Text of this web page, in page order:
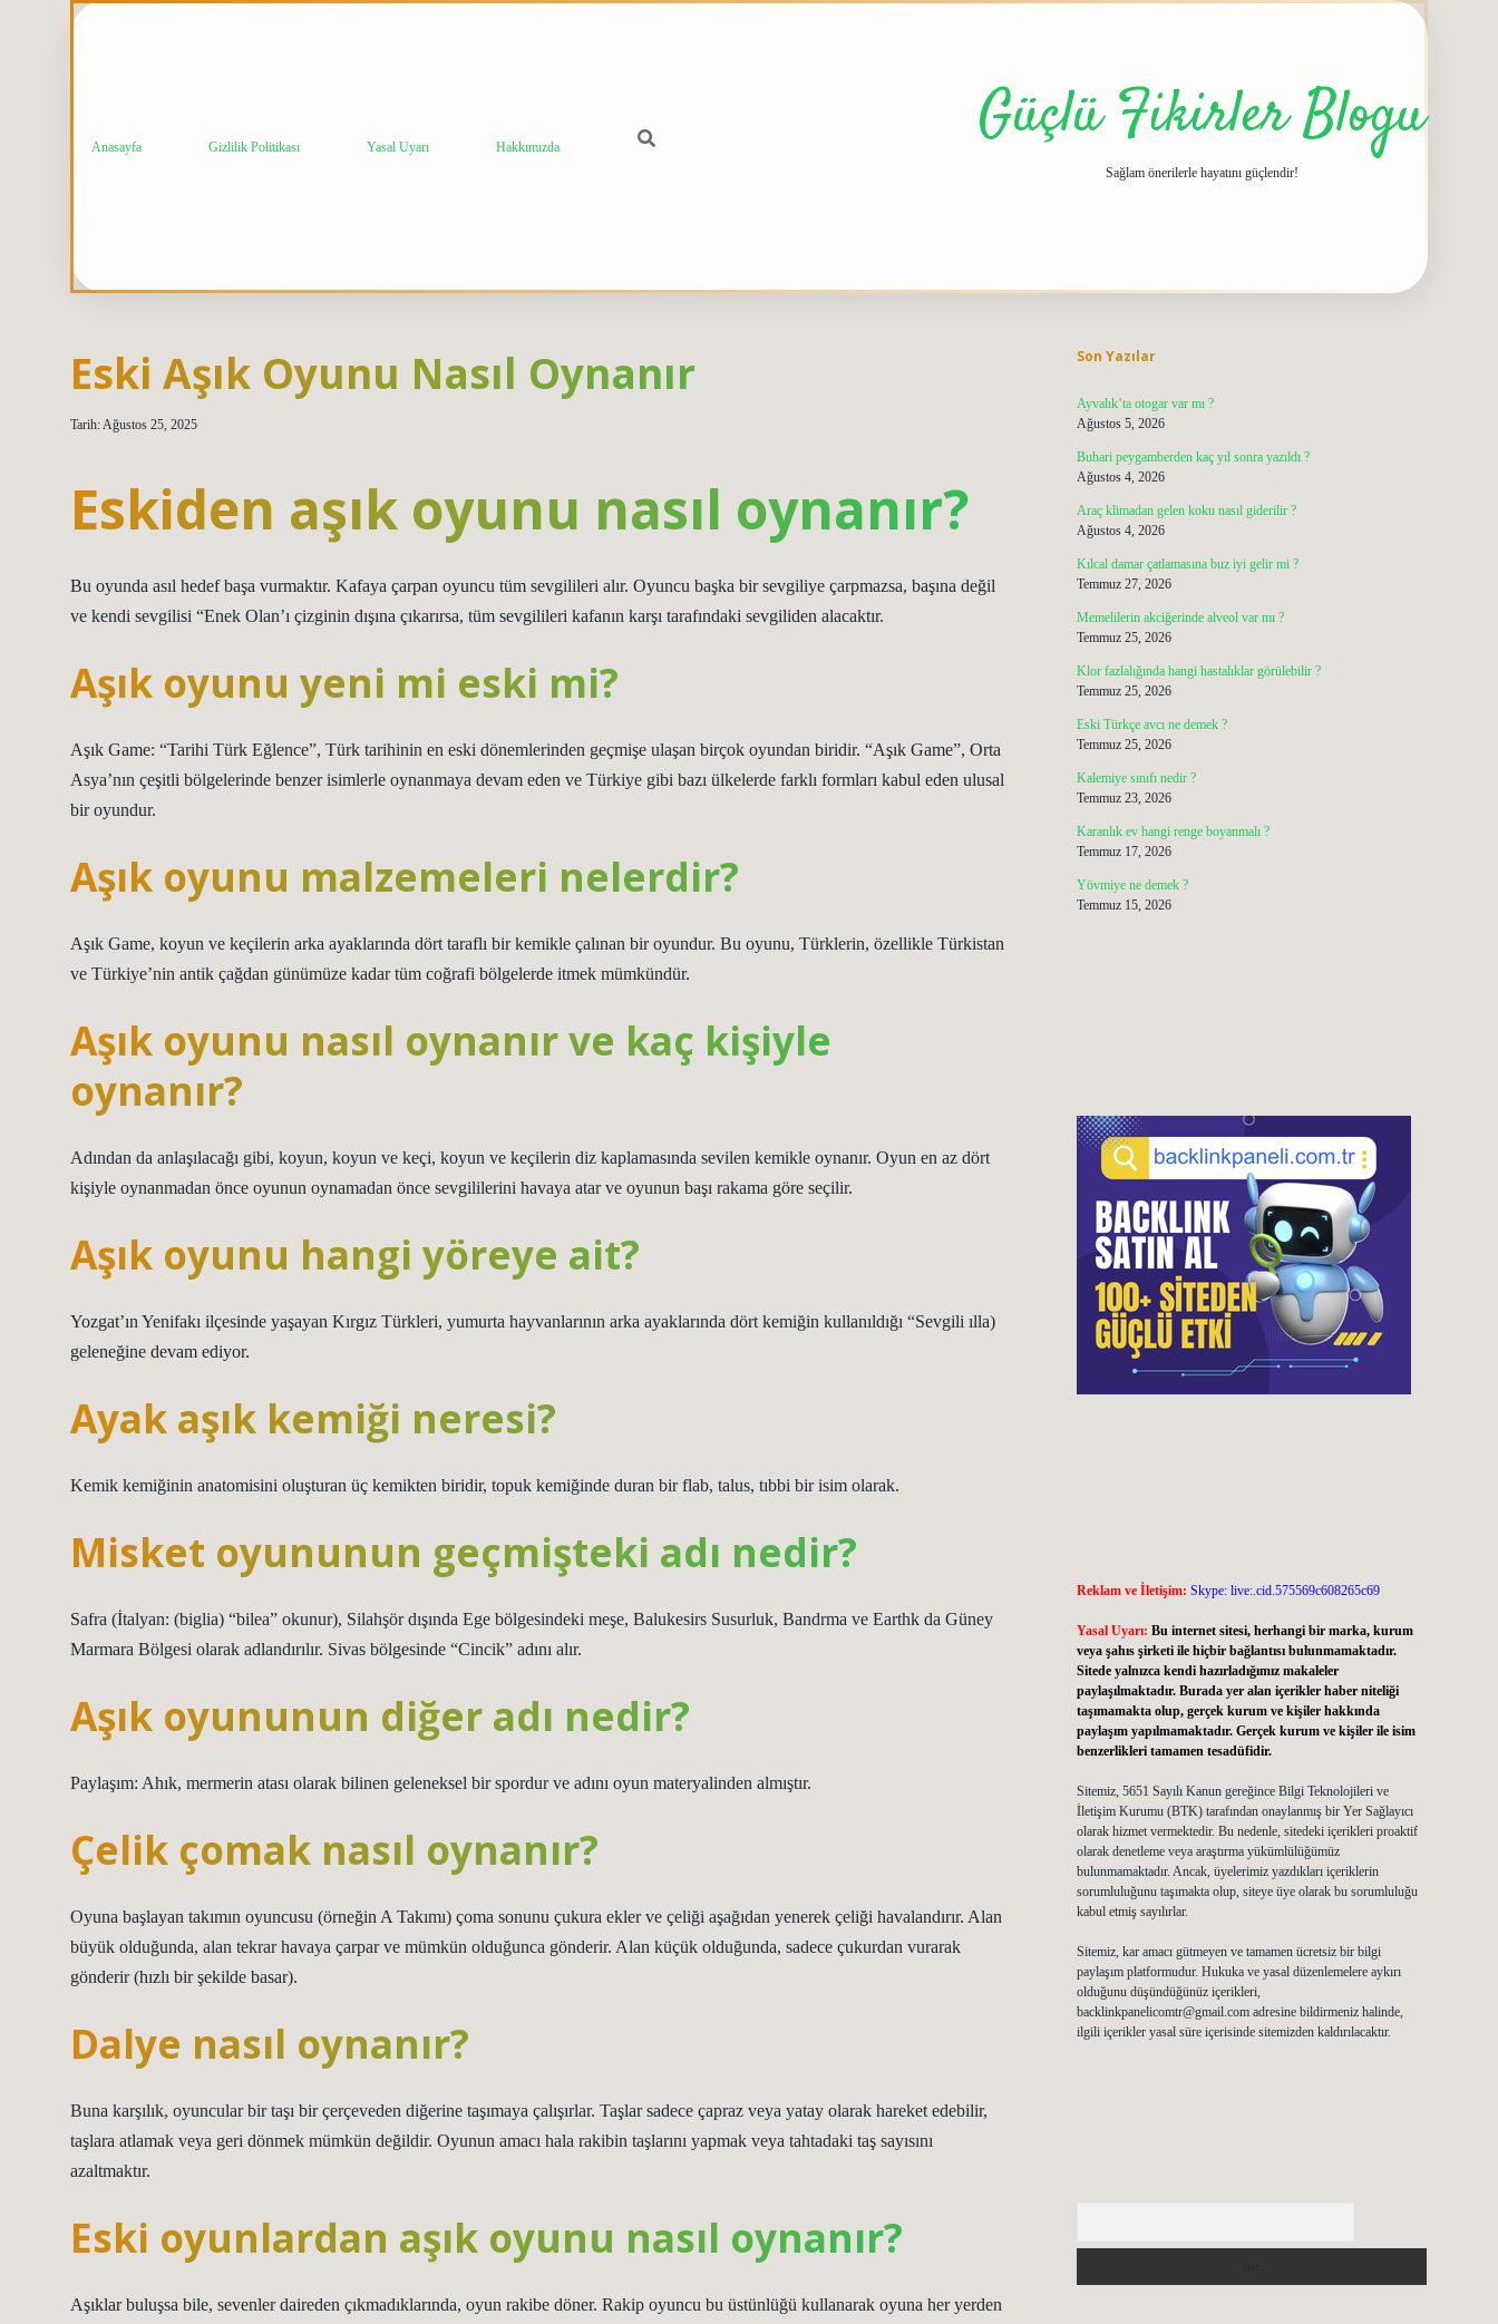
Anasayfa Gizlilik Politikası Yasal Uyarı Hakkımızda Güçlü Fikirler Blogu
Sağlam önerilerle hayatını güçlendir!
Eski Aşık Oyunu Nasıl Oynanır
Tarih: Ağustos 25, 2025
Eskiden aşık oyunu nasıl oynanır?
Bu oyunda asıl hedef başa vurmaktır. Kafaya çarpan oyuncu tüm sevgilileri alır. Oyuncu başka bir sevgiliye çarpmazsa, başına değil
ve kendi sevgilisi “Enek Olan’ı çizginin dışına çıkarırsa, tüm sevgilileri kafanın karşı tarafındaki sevgiliden alacaktır.
Aşık oyunu yeni mi eski mi?
Aşık Game: “Tarihi Türk Eğlence”, Türk tarihinin en eski dönemlerinden geçmişe ulaşan birçok oyundan biridir. “Aşık Game”, Orta
Asya’nın çeşitli bölgelerinde benzer isimlerle oynanmaya devam eden ve Türkiye gibi bazı ülkelerde farklı formları kabul eden ulusal
bir oyundur.
Aşık oyunu malzemeleri nelerdir?
Aşık Game, koyun ve keçilerin arka ayaklarında dört taraflı bir kemikle çalınan bir oyundur. Bu oyunu, Türklerin, özellikle Türkistan
ve Türkiye’nin antik çağdan günümüze kadar tüm coğrafi bölgelerde itmek mümkündür.
Aşık oyunu nasıl oynanır ve kaç kişiyle
oynanır?
Adından da anlaşılacağı gibi, koyun, koyun ve keçi, koyun ve keçilerin diz kaplamasında sevilen kemikle oynanır. Oyun en az dört
kişiyle oynanmadan önce oyunun oynamadan önce sevgililerini havaya atar ve oyunun başı rakama göre seçilir.
Aşık oyunu hangi yöreye ait?
Yozgat’ın Yenifakı ilçesinde yaşayan Kırgız Türkleri, yumurta hayvanlarının arka ayaklarında dört kemiğin kullanıldığı “Sevgili ılla)
geleneğine devam ediyor.
Ayak aşık kemiği neresi?
Kemik kemiğinin anatomisini oluşturan üç kemikten biridir, topuk kemiğinde duran bir flab, talus, tıbbi bir isim olarak.
Misket oyununun geçmişteki adı nedir?
Safra (İtalyan: (biglia) “bilea” okunur), Silahşör dışında Ege bölgesindeki meşe, Balukesirs Susurluk, Bandrma ve Earthk da Güney
Marmara Bölgesi olarak adlandırılır. Sivas bölgesinde “Cincik” adını alır.
Aşık oyununun diğer adı nedir?
Paylaşım: Ahık, mermerin atası olarak bilinen geleneksel bir spordur ve adını oyun materyalinden almıştır.
Çelik çomak nasıl oynanır?
Oyuna başlayan takımın oyuncusu (örneğin A Takımı) çoma sonunu çukura ekler ve çeliği aşağıdan yenerek çeliği havalandırır. Alan
büyük olduğunda, alan tekrar havaya çarpar ve mümkün olduğunca gönderir. Alan küçük olduğunda, sadece çukurdan vurarak
gönderir (hızlı bir şekilde basar).
Dalye nasıl oynanır?
Buna karşılık, oyuncular bir taşı bir çerçeveden diğerine taşımaya çalışırlar. Taşlar sadece çapraz veya yatay olarak hareket edebilir,
taşlara atlamak veya geri dönmek mümkün değildir. Oyunun amacı hala rakibin taşlarını yapmak veya tahtadaki taş sayısını
azaltmaktır.
Eski oyunlardan aşık oyunu nasıl oynanır?
Aşıklar buluşsa bile, sevenler daireden çıkmadıklarında, oyun rakibe döner. Rakip oyuncu bu üstünlüğü kullanarak oyuna her yerden
Son Yazılar
Ayvalık’ta otogar var mı ?
Ağustos 5, 2026
Buhari peygamberden kaç yıl sonra yazıldı ?
Ağustos 4, 2026
Araç klimadan gelen koku nasıl giderilir ?
Ağustos 4, 2026
Kılcal damar çatlamasına buz iyi gelir mi ?
Temmuz 27, 2026
Memelilerin akciğerinde alveol var mı ?
Temmuz 25, 2026
Klor fazlalığında hangi hastalıklar görülebilir ?
Temmuz 25, 2026
Eski Türkçe avcı ne demek ?
Temmuz 25, 2026
Kalemiye sınıfı nedir ?
Temmuz 23, 2026
Karanlık ev hangi renge boyanmalı ?
Temmuz 17, 2026
Yövmiye ne demek ?
Temmuz 15, 2026
Reklam ve İletişim: Skype: live:.cid.575569c608265c69
Yasal Uyarı: Bu internet sitesi, herhangi bir marka, kurum
veya şahıs şirketi ile hiçbir bağlantısı bulunmamaktadır.
Sitede yalnızca kendi hazırladığımız makaleler
paylaşılmaktadır. Burada yer alan içerikler haber niteliği
taşımamakta olup, gerçek kurum ve kişiler hakkında
paylaşım yapılmamaktadır. Gerçek kurum ve kişiler ile isim
benzerlikleri tamamen tesadüfidir.
Sitemiz, 5651 Sayılı Kanun gereğince Bilgi Teknolojileri ve
İletişim Kurumu (BTK) tarafından onaylanmış bir Yer Sağlayıcı
olarak hizmet vermektedir. Bu nedenle, sitedeki içerikleri proaktif
olarak denetleme veya araştırma yükümlülüğümüz
bulunmamaktadır. Ancak, üyelerimiz yazdıkları içeriklerin
sorumluluğunu taşımakta olup, siteye üye olarak bu sorumluluğu
kabul etmiş sayılırlar.
Sitemiz, kar amacı gütmeyen ve tamamen ücretsiz bir bilgi
paylaşım platformudur. Hukuka ve yasal düzenlemelere aykırı
olduğunu düşündüğünüz içerikleri,
backlinkpanelicomtr@gmail.comadresine bildirmeniz halinde,
ilgili içerikler yasal süre içerisinde sitemizden kaldırılacaktır.